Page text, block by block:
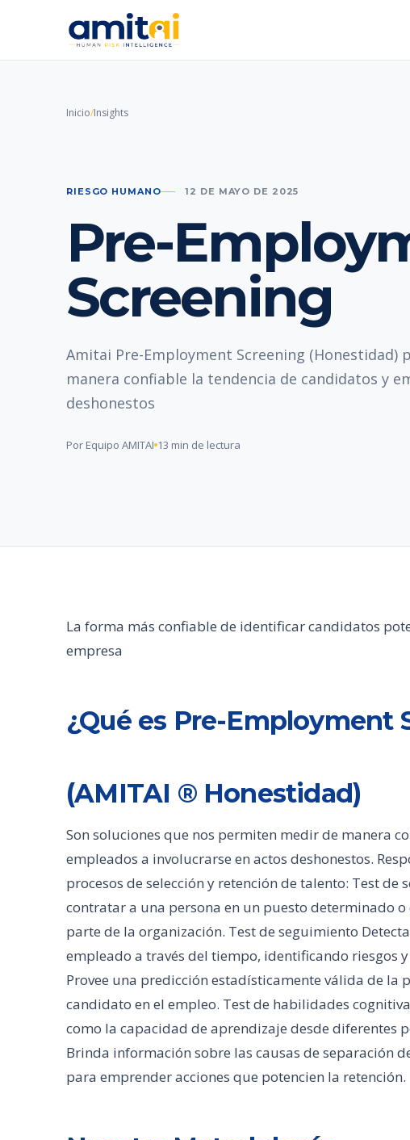
Inicio/Insights
RIESGO HUMANO 12 DE MAYO DE 2025
Pre-
Screening
Amitai Pre-Employment Screening (Honestidad)
manera confiable la tendencia de candidatos y
deshonestos
Por Equipo AMITAI 13 min de lectura
La forma más confiable de identificar candidatos
empresa
¿Qué es Pre-Employment
(AMITAI ® Honestidad)
Son soluciones que nos permiten medir de manera
empleados a involucrarse en actos deshonestos.
procesos de selección y retención de talento: Test de
contratar a una persona en un puesto determinado
parte de la organización. Test de seguimiento
empleado a través del tiempo, identificando riesgos
Provee una predicción estadísticamente válida de
candidato en el empleo. Test de habilidades
como la capacidad de aprendizaje desde diferentes
Brinda información sobre las causas de separación
para emprender acciones que potencien la retención.